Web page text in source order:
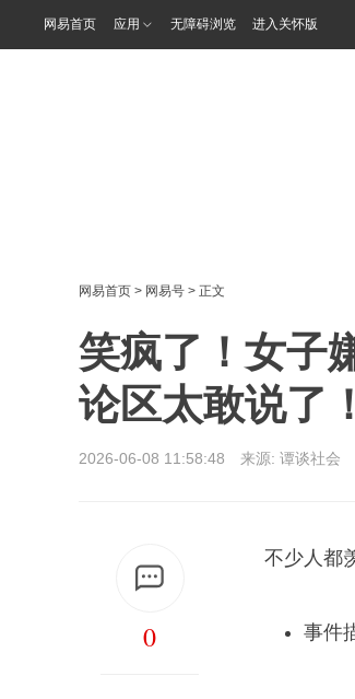
网易首页 应用 无障碍浏览 进入关怀版
网易首页 > 网易号 > 正文
笑疯了！女子
论区太敢说了！
2026-06-08 11:58:48 来源: 谭谈社会
0
不少人都
事件